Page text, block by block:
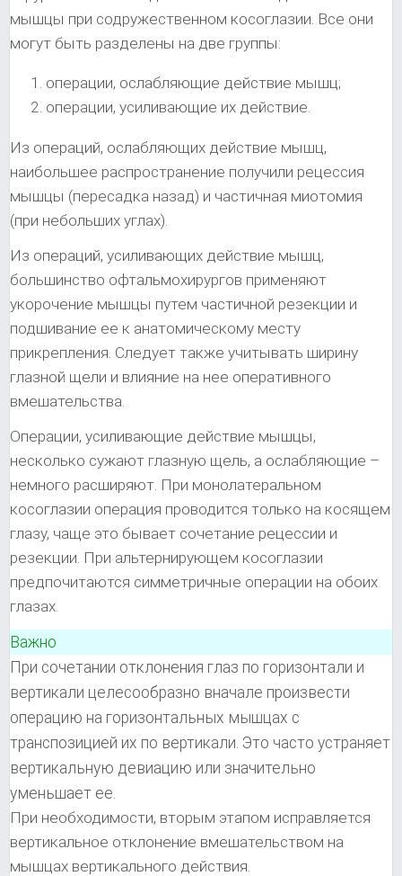
мышцы при содружественном косоглазии. Все они
могут быть разделены на две группы:
операции, ослабляющие действие мышц;
операции, усиливающие их действие.
Из операций, ослабляющих действие мышц,
наибольшее распространение получили рецессия
мышцы (пересадка назад) и частичная миотомия
(при небольших углах).
Из операций, усиливающих действие мышц,
большинство офтальмохирургов применяют
укорочение мышцы путем частичной резекции и
подшивание ее к анатомическому месту
прикрепления. Следует также учитывать ширину
глазной щели и влияние на нее оперативного
вмешательства.
Операции, усиливающие действие мышцы,
несколько сужают глазную щель, а ослабляющие –
немного расширяют. При монолатеральном
косоглазии операция проводится только на косящем
глазу, чаще это бывает сочетание рецессии и
резекции. При альтернирующем косоглазии
предпочитаются симметричные операции на обоих
глазах.
Важно
При сочетании отклонения глаз по горизонтали и
вертикали целесообразно вначале произвести
операцию на горизонтальных мышцах с
транспозицией их по вертикали. Это часто устраняет
вертикальную девиацию или значительно
уменьшает ее.
При необходимости, вторым этапом исправляется
вертикальное отклонение вмешательством на
мышцах вертикального действия.